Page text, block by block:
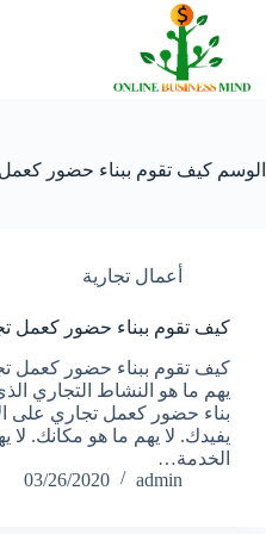
المحتوى
الوسم كيف تقوم ببناء حضور
أعمال تجارية
كيف تقوم ببناء حضور كعمل
كيف تقوم ببناء حضور كعمل
يهم ما هو النشاط التجاري
بناء حضور كعمل تجاري على
يفيدك. لا يهم ما هو مكانك. لا
الخدمة…
admin
03/26/2020